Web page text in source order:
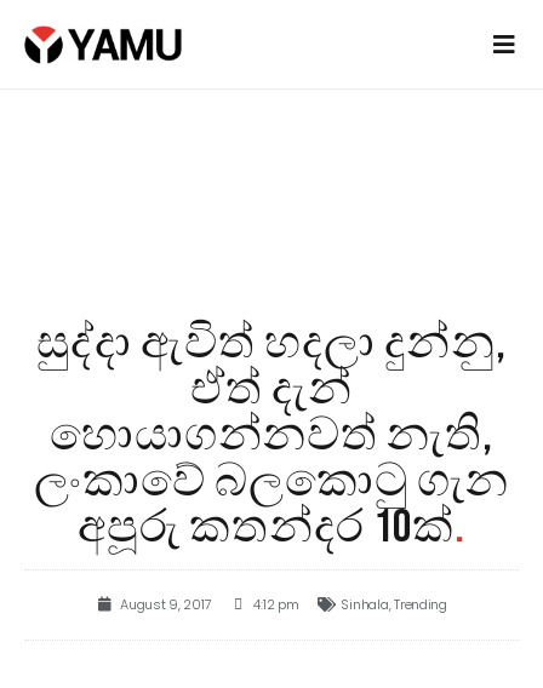
සුද්දා ඇවිත් හදලා දුන්නු,
ඒත් දැන්
හොයාගන්නවත් නැති,
ලංකාවේ බලකොටු ගැන
අපූරු කතන්දර 10ක්.
August 9, 2017 4:12 pm Sinhala,Trending